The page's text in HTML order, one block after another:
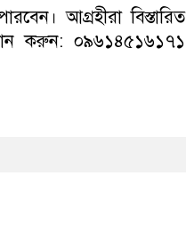
আগ্রহীরা বিস্তারিত
করুন: ০৯৬১৪৫১৬১৭১